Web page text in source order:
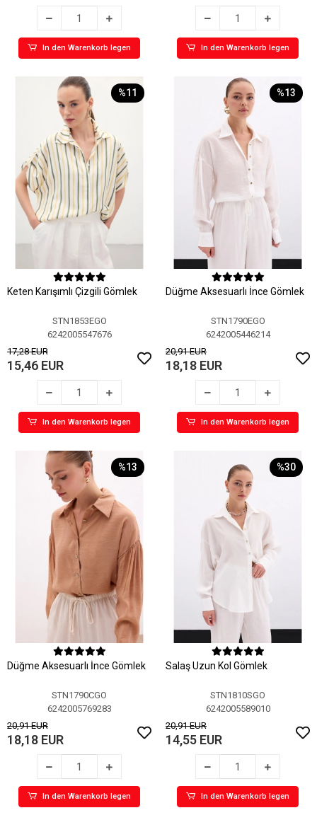
In den Warenkorb legen In den Warenkorb legen
%11
Keten Karışımlı Çizgili Gömlek
STN1853EGO
6242005547676
17,28 EUR
15,46 EUR
In den Warenkorb legen
%13
Düğme Aksesuarlı İnce Gömlek
STN1790EGO
6242005446214
20,91 EUR
18,18 EUR
In den Warenkorb legen
%13
Düğme Aksesuarlı İnce Gömlek
STN1790CGO
6242005769283
20,91 EUR
18,18 EUR
In den Warenkorb legen
%30
Salaş Uzun Kol Gömlek
STN1810SGO
6242005589010
20,91 EUR
14,55 EUR
In den Warenkorb legen